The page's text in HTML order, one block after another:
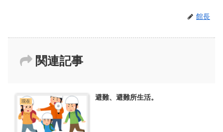
館長
関連記事
現在 避難、避難所生活。